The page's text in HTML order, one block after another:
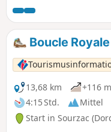
Boucle
13,68 km
+116 m
4:15 Std.
Mittel
Start in Sourzac